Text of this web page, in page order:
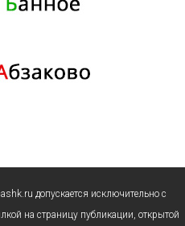
допускается исключительно с
на страницу публикации, открытой